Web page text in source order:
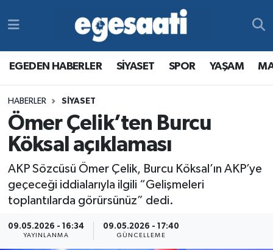
EGEDEN HABERLER SİYASET SPOR YAŞAM
HABERLER SİYASET
Ömer Çelik’ten Burcu
Köksal açıklaması
AKP Sözcüsü Ömer Çelik, Burcu Köksal’ın AKP’ye
geçeceği iddialarıyla ilgili “Gelişmeleri
toplantılarda görürsünüz” dedi.
09.05.2026 - 16:34
YAYINLANMA
09.05.2026 - 17:40
GÜNCELLEME
MAGAZİN
RESMİ REKLAMLAR
YAŞAM
MAGAZİN
RESMİ REKLAMLAR
Egemax TV
Tüm Manşetler
Son Dakika Haberleri
Haber Arşivi